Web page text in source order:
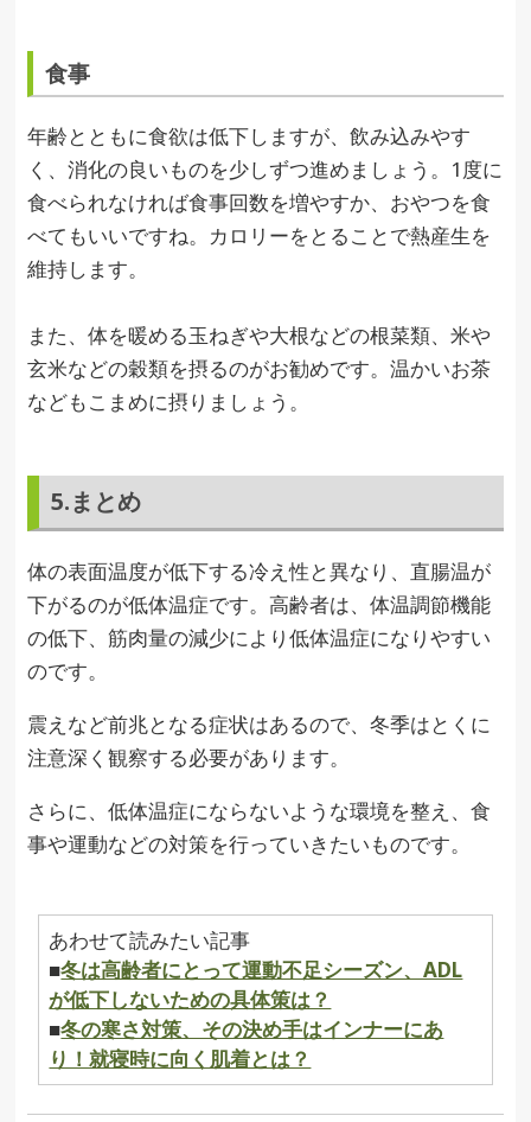
食事
年齢とともに食欲は低下しますが、飲み込みやす
く、消化の良いものを少しずつ進めましょう。1度に
食べられなければ食事回数を増やすか、おやつを食
べてもいいですね。カロリーをとることで熱産生を
維持します。
また、体を暖める玉ねぎや大根などの根菜類、米や
玄米などの穀類を摂るのがお勧めです。温かいお茶
などもこまめに摂りましょう。
5.まとめ
体の表面温度が低下する冷え性と異なり、直腸温が
下がるのが低体温症です。高齢者は、体温調節機能
の低下、筋肉量の減少により低体温症になりやすい
のです。
震えなど前兆となる症状はあるので、冬季はとくに
注意深く観察する必要があります。
さらに、低体温症にならないような環境を整え、食
事や運動などの対策を行っていきたいものです。
あわせて読みたい記事
■冬は高齢者にとって運動不足シーズン、ADL
が低下しないための具体策は？
■冬の寒さ対策、その決め手はインナーにあ
り！就寝時に向く肌着とは？